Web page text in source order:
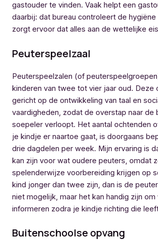
gastouder te vinden. Vaak helpt een
daarbij: dat bureau controleert de hygiëne
zorgt ervoor dat alles aan de wettelijke
Peuterspeelzaal
Peuterspeelzalen (of
kinderen van twee tot vier jaar oud. Deze
gericht op de ontwikkeling van taal en
vaardigheden, zodat de overstap naar de
soepeler verloopt. Het aantal ochtenden
je kindje er naartoe gaat, is doorgaans
drie dagdelen per week. Mijn ervaring is
kan zijn voor wat oudere peuters, omdat
spelenderwijze voorbereiding krijgen op
kind jonger dan twee zijn, dan is de
niet mogelijk, maar het kan handig zijn
informeren zodra je kindje richting die
Buitenschoolse opvang